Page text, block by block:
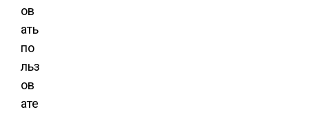
ов
ать
по
льз
ов
ате